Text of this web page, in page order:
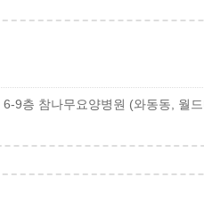
9층 참나무요양병원 (와동동, 월